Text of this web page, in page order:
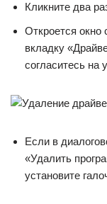
Кликните два
Откроется окно
вкладку
согласитесь на
Если в
«Удалить
установите